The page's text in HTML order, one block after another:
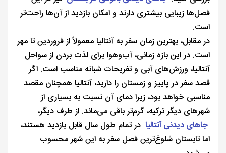
فصل‌ها زیبایی بیشتری دارند و امکان بازدید از آن‌ها راحت‌تر
است.
در مقابل، بهترین زمان سفر به آنتالیا معمولاً از فروردین تا مهر
است. در این بازه زمانی، آب‌وهوا برای لذت بردن از سواحل
آنتالیا، ورزش‌های آبی و تفریحات شبانه مناسب است. اگر
قصد سفر در پاییز و زمستان را دارید، آنتالیا همچنان مقصد
مناسبی خواهد بود، زیرا دمای آن نسبت به بسیاری از
شهرهای دیگر ترکیه، گرم‌تر باقی می‌ماند. از طرف دیگر،
جاهای دیدنی آنتالیا در تمام طول سال قابل بازدید هستند،
اما تابستان شلوغ‌ترین فصل سفر به این شهر محسوب